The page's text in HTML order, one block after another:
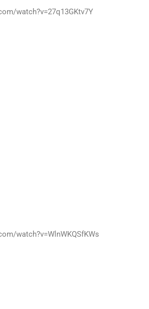
watch?v=27q13GKtv7Y
watch?v=WlnWKQSfKWs